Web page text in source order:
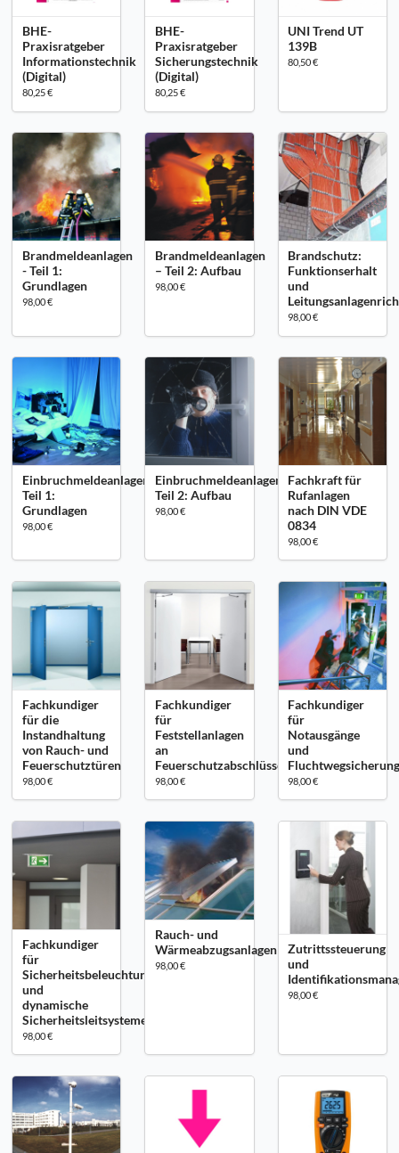
BHE-
Praxisratgeber
Informationstechnik
(Digital)
80,25 €
BHE-
Praxisratgeber
Sicherungstechnik
(Digital)
80,25 €
UNI Trend UT
139B
80,50 €
Brandmeldeanlagen
- Teil 1:
Grundlagen
98,00 €
Brandmeldeanlagen
– Teil 2: Aufbau
98,00 €
Brandschutz:
Funktionserhalt
und
98,00 €
Einbruchmeldeanlagen
Teil 1:
Grundlagen
98,00 €
Einbruchmeldeanlagen
Teil 2: Aufbau
98,00 €
Fachkraft für
Rufanlagen
nach DIN VDE
0834
98,00 €
Fachkundiger
für die
Instandhaltung
von Rauch- und
Feuerschutztüren
98,00 €
Fachkundiger
für
Feststellanlagen
an
Feuerschutzabschlüssen
98,00 €
Fachkundiger
für
Notausgänge
und
98,00 €
Fachkundiger
für
Sicherheitsbeleuchtung
und
dynamische
Sicherheitsleitsysteme
98,00 €
Rauch- und
Wärmeabzugsanlagen
98,00 €
Zutrittssteuerung
und
98,00 €